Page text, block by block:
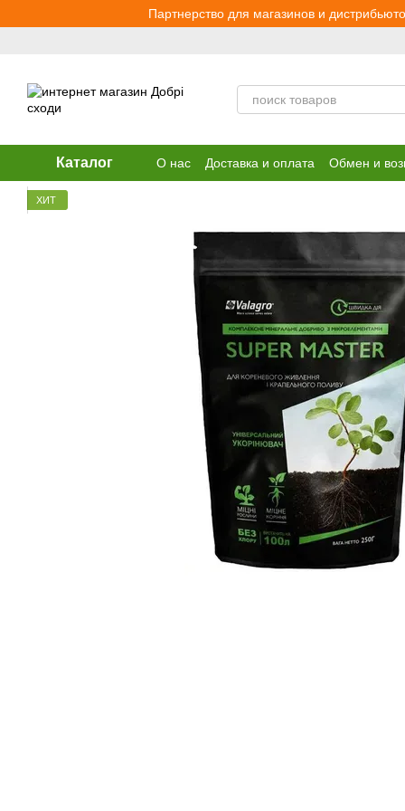
Перейти к основному контентуПартнерство для магазинов и
Каталог О нас Доставка и оплата Обмен и
ХИТ